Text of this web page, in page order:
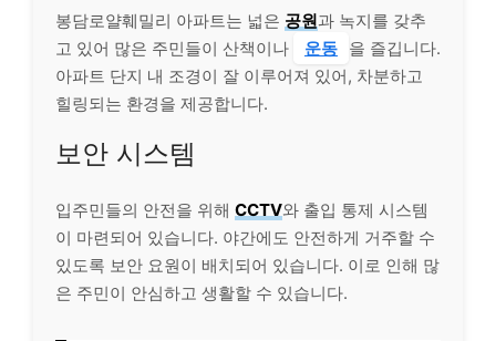
봉담로얄훼밀리 아파트는 넓은 공원과 녹지를 갖추
고 있어 많은 주민들이 산책이나
운동 을 즐깁니다.
아파트 단지 내 조경이 잘 이루어져 있어, 차분하고
힐링되는 환경을 제공합니다.
보안 시스템
입주민들의 안전을 위해 CCTV와 출입 통제 시스템
이 마련되어 있습니다. 야간에도 안전하게 거주할 수
있도록 보안 요원이 배치되어 있습니다. 이로 인해 많
은 주민이 안심하고 생활할 수 있습니다.